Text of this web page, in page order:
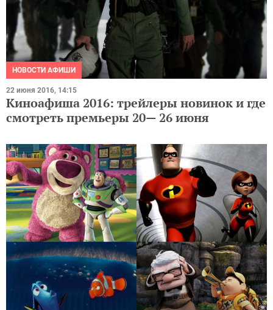
НОВОСТИ АФИШИ
22 июня 2016, 14:15
Киноафиша 2016: трейлеры новинок и где
смотреть премьеры 20— 26 июня